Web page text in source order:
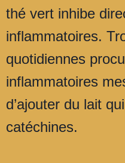
thé vert inhibe
inflammatoires.
quotidiennes
inflammatoires
d’ajouter du lait
catéchines.